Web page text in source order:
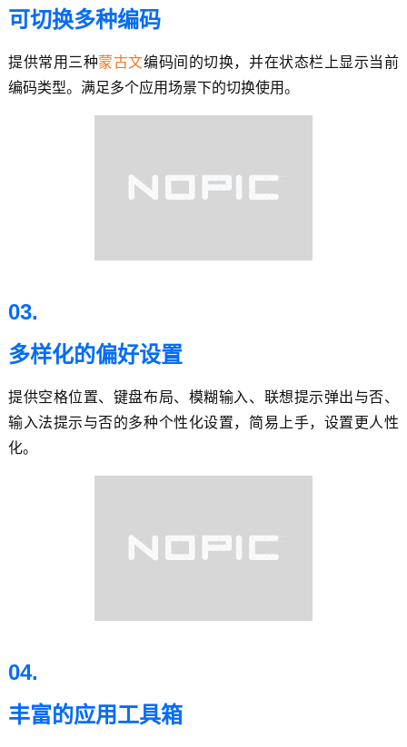
可切换多种编码
提供常用三种蒙古文编码间的切换，并在状态栏上显示当前
编码类型。满足多个应用场景下的切换使用。
03.
多样化的偏好设置
提供空格位置、键盘布局、模糊输入、联想提示弹出与否、
输入法提示与否的多种个性化设置，简易上手，设置更人性
化。
04.
丰富的应用工具箱